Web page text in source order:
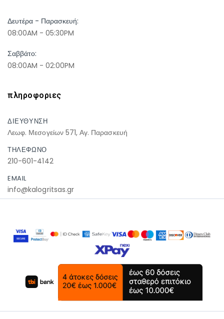
Δευτέρα - Παρασκευή:
08:00AM - 05:30PM
Σαββάτο:
08:00AM - 02:00PM
πληροφοριες
ΔΙΕΥΘΥΝΣΗ
Λεωφ. Μεσογείων 571, Αγ. Παρασκευή
ΤΗΛΕΦΩΝΟ
210-601-4142
EMAIL
info@kalogritsas.gr